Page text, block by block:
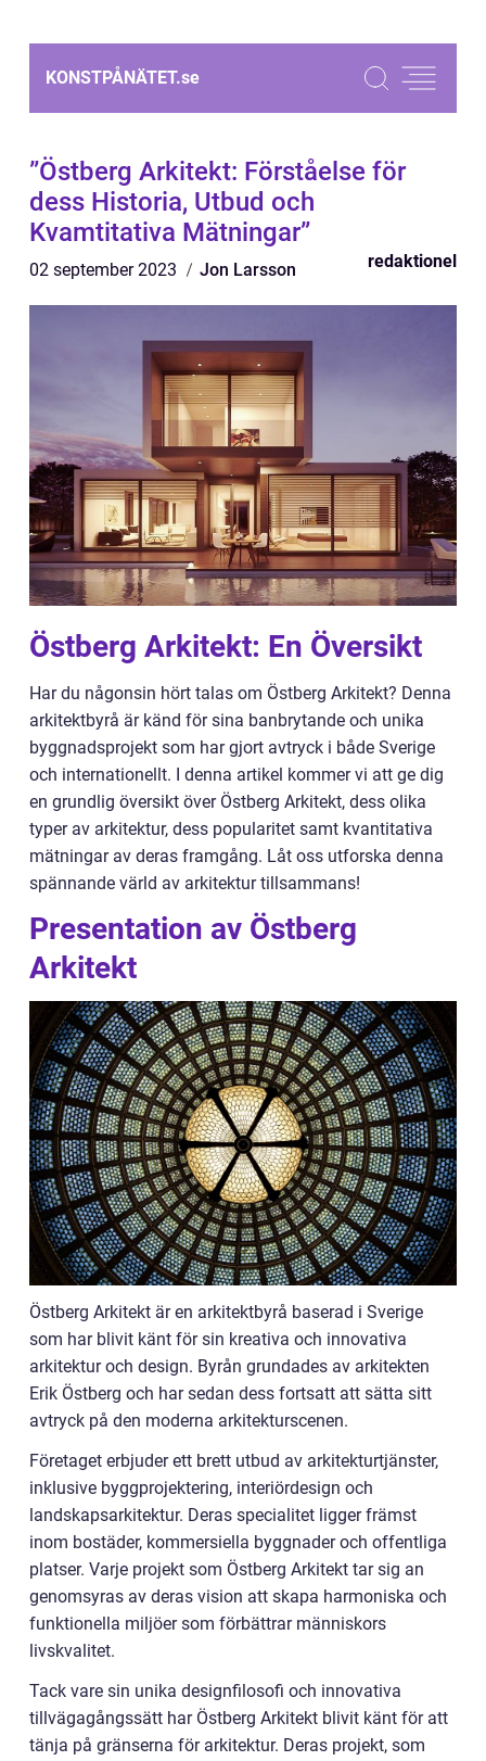
KONSTPÅNÄTET.se
”Östberg Arkitekt: Förståelse för
dess Historia, Utbud och
Kvamtitativa Mätningar”
02 september 2023 Jon Larsson redaktionel
Östberg Arkitekt: En Översikt
Har du någonsin hört talas om Östberg Arkitekt? Denna
arkitektbyrå är känd för sina banbrytande och unika
byggnadsprojekt som har gjort avtryck i både Sverige
och internationellt. I denna artikel kommer vi att ge dig
en grundlig översikt över Östberg Arkitekt, dess olika
typer av arkitektur, dess popularitet samt kvantitativa
mätningar av deras framgång. Låt oss utforska denna
spännande värld av arkitektur tillsammans!
Presentation av Östberg
Arkitekt
Östberg Arkitekt är en arkitektbyrå baserad i Sverige
som har blivit känt för sin kreativa och innovativa
arkitektur och design. Byrån grundades av arkitekten
Erik Östberg och har sedan dess fortsatt att sätta sitt
avtryck på den moderna arkitekturscenen.
Företaget erbjuder ett brett utbud av arkitekturtjänster,
inklusive byggprojektering, interiördesign och
landskapsarkitektur. Deras specialitet ligger främst
inom bostäder, kommersiella byggnader och offentliga
platser. Varje projekt som Östberg Arkitekt tar sig an
genomsyras av deras vision att skapa harmoniska och
funktionella miljöer som förbättrar människors
livskvalitet.
Tack vare sin unika designfilosofi och innovativa
tillvägagångssätt har Östberg Arkitekt blivit känt för att
tänja på gränserna för arkitektur. Deras projekt, som